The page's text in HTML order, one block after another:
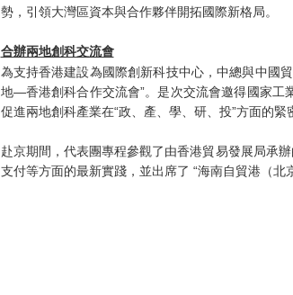
勢，引領大灣區資本與合作夥伴開拓國際新格局。
合辦兩地創科交流會
為支持香港建設為國際創新科技中心，中總與中國
地—香港創科合作交流會”。是次交流會邀得國家工
促進兩地創科產業在“政、產、學、研、投”方面的
赴京期間，代表團專程參觀了由香港貿易發展局承
支付等方面的最新實踐，並出席了 “海南自貿港（北